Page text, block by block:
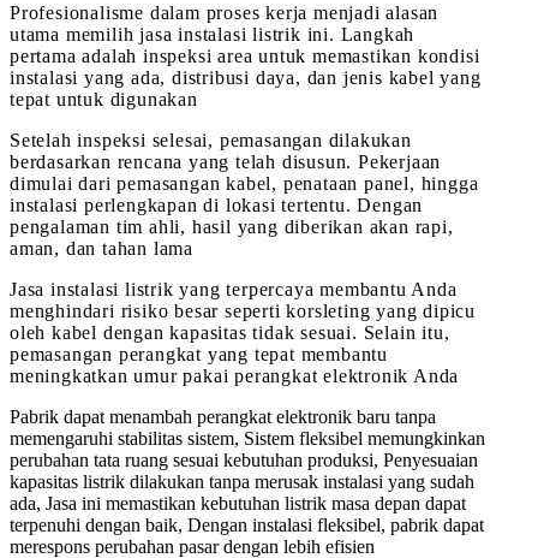
Profesionalisme dalam proses kerja menjadi alasan
utama memilih jasa instalasi listrik ini. Langkah
pertama adalah inspeksi area untuk memastikan kondisi
instalasi yang ada, distribusi daya, dan jenis kabel yang
tepat untuk digunakan
Setelah inspeksi selesai, pemasangan dilakukan
berdasarkan rencana yang telah disusun. Pekerjaan
dimulai dari pemasangan kabel, penataan panel, hingga
instalasi perlengkapan di lokasi tertentu. Dengan
pengalaman tim ahli, hasil yang diberikan akan rapi,
aman, dan tahan lama
Jasa instalasi listrik yang terpercaya membantu Anda
menghindari risiko besar seperti korsleting yang dipicu
oleh kabel dengan kapasitas tidak sesuai. Selain itu,
pemasangan perangkat yang tepat membantu
meningkatkan umur pakai perangkat elektronik Anda
Pabrik dapat menambah perangkat elektronik baru tanpa
memengaruhi stabilitas sistem, Sistem fleksibel memungkinkan
perubahan tata ruang sesuai kebutuhan produksi, Penyesuaian
kapasitas listrik dilakukan tanpa merusak instalasi yang sudah
ada, Jasa ini memastikan kebutuhan listrik masa depan dapat
terpenuhi dengan baik, Dengan instalasi fleksibel, pabrik dapat
merespons perubahan pasar dengan lebih efisien